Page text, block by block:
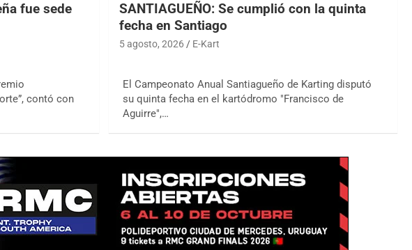
fue sede
contó con
SANTIAGUEÑO: Se cumplió con la quinta
fecha en Santiago
5 agosto, 2026 E-Kart
El Campeonato Anual Santiagueño de Karting disputó
su quinta fecha en el kartódromo "Francisco de
Aguirre",…